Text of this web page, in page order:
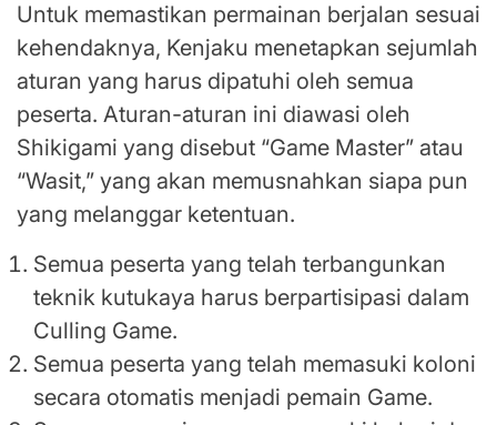
Untuk memastikan permainan berjalan sesuai
kehendaknya, Kenjaku menetapkan sejumlah
aturan yang harus dipatuhi oleh semua
peserta. Aturan-aturan ini diawasi oleh
Shikigami yang disebut “Game Master” atau
“Wasit,” yang akan memusnahkan siapa pun
yang melanggar ketentuan.
Semua peserta yang telah terbangunkan
teknik kutukaya harus berpartisipasi dalam
Culling Game.
Semua peserta yang telah memasuki koloni
secara otomatis menjadi pemain Game.